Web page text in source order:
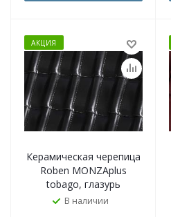
АКЦИЯ
Керамическая черепица
Roben MONZAplus
tobago, глазурь
В наличии